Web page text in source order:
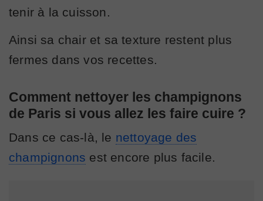
tenir à la cuisson.
Ainsi sa chair et sa texture restent plus
fermes dans vos recettes.
Comment nettoyer les champignons
de Paris si vous allez les faire cuire ?
Dans ce cas-là, le nettoyage des
champignons est encore plus facile.